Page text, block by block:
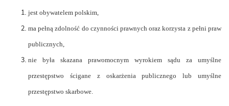
jest obywatelem polskim,
ma pełną zdolność do czynności prawnych oraz korzysta z pełni praw
publicznych,
nie była skazana prawomocnym wyrokiem sądu za umyślne
przestępstwo ścigane z oskarżenia publicznego lub umyślne
przestępstwo skarbowe.